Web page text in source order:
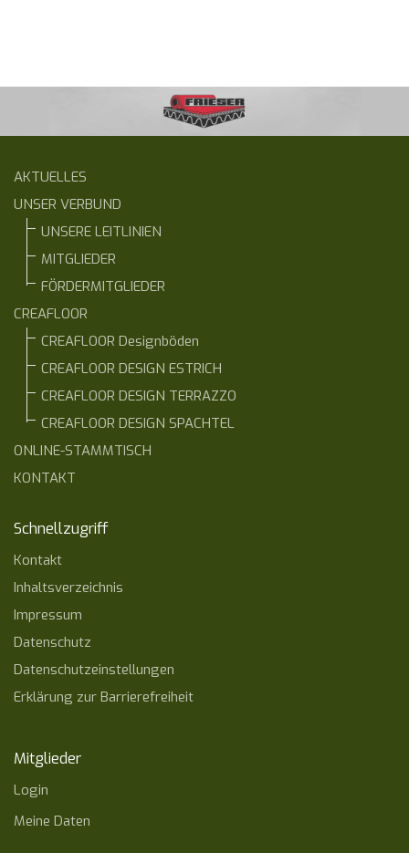
AKTUELLES
UNSER VERBUND
UNSERE LEITLINIEN
MITGLIEDER
FÖRDERMITGLIEDER
CREAFLOOR
CREAFLOOR Designböden
CREAFLOOR DESIGN ESTRICH
CREAFLOOR DESIGN TERRAZZO
CREAFLOOR DESIGN SPACHTEL
ONLINE-STAMMTISCH
KONTAKT
Schnellzugriff
Kontakt
Inhaltsverzeichnis
Impressum
Datenschutz
Datenschutzeinstellungen
Erklärung zur Barrierefreiheit
Mitglieder
Login
Meine Daten